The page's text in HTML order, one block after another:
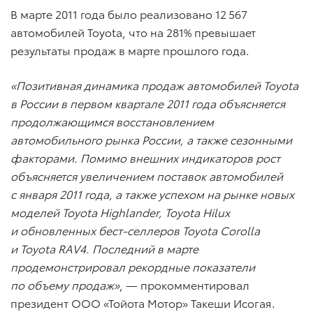
В марте 2011 года было реализовано 12 567
автомобилей Toyota, что на 281% превышает
результаты продаж в марте прошлого года.
«Позитивная динамика продаж автомобилей Toyota
в России в первом квартале 2011 года объясняется
продолжающимся восстановлением
автомобильного рынка России, а также сезонными
факторами. Помимо внешних индикаторов рост
объясняется увеличением поставок автомобилей
с января 2011 года, а также успехом на рынке новых
моделей Toyota Highlander, Toyota Hilux
и обновленных бест-селлеров Toyota Corolla
и Toyota RAV4. Последний в марте
продемонстрировал рекордные показатели
по объему продаж», — прокомментировал
президент ООО «Тойота Мотор» Такеши Исогая.